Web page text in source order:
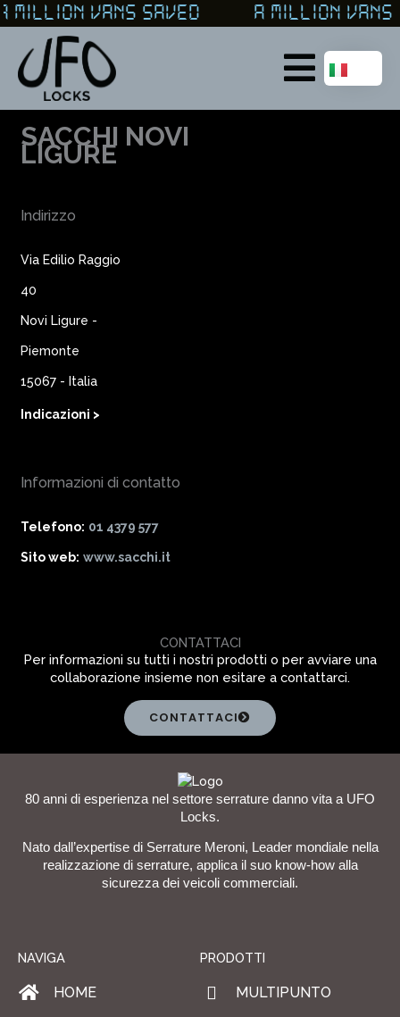
Vai
al
contenuto
MILLION VANS SAVED A MILLION
Main
Menu
SACCHI NOVI
LIGURE
Indirizzo
Via Edilio Raggio
40
Novi Ligure -
Piemonte
15067 - Italia
Indicazioni >
Informazioni di contatto
Telefono: 01 4379 577
Sito web: www.sacchi.it
CONTATTACI
Per informazioni su tutti i nostri prodotti o per avviare una
collaborazione insieme non esitare a contattarci.
CONTATTACI
80 anni di esperienza nel settore serrature danno vita a UFO
Locks.
Nato dall’expertise di Serrature Meroni, Leader mondiale nella
realizzazione di serrature, applica il suo know-how alla
sicurezza dei veicoli commerciali.
NAVIGA
HOME
PRODOTTI
MULTIPUNTO